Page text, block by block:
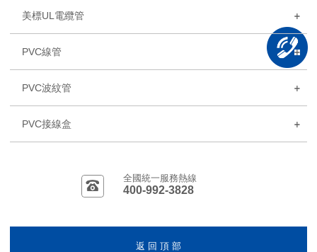
美標UL電纜管
PVC線管
PVC波紋管
PVC接線盒
全國統一服務熱線
400-992-3828
返 回 頂 部